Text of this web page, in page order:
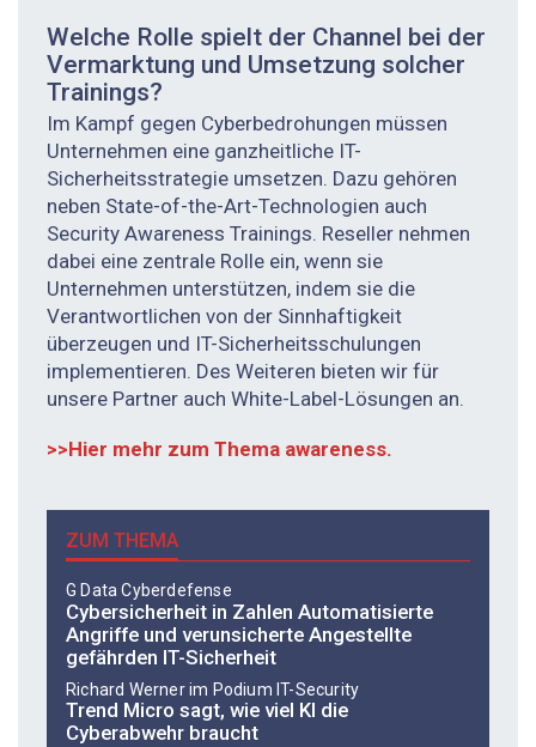
Welche Rolle spielt der Channel bei der
Vermarktung und ­Umsetzung solcher
Trainings?
Im Kampf gegen Cyberbedrohungen müssen
Unternehmen eine ganzheitliche IT-
Sicherheitsstrategie umsetzen. Dazu gehören
neben State-of-the-Art-Technologien auch
Security Awareness Trainings. Reseller nehmen
dabei eine zentrale Rolle ein, wenn sie
Unternehmen unterstützen, indem sie die
Verantwortlichen von der Sinnhaftigkeit
überzeugen und IT-Sicherheitsschulungen
implementieren. Des Weiteren bieten wir für
unsere Partner auch White-Label-Lösungen an.
>>Hier mehr zum Thema awareness.
ZUM THEMA
G Data Cyberdefense
Cybersicherheit in Zahlen Automatisierte
Angriffe und verunsicherte ­Angestellte
gefährden IT-Sicherheit
Richard Werner im Podium IT-Security
Trend Micro sagt, wie viel KI die
Cyberabwehr braucht